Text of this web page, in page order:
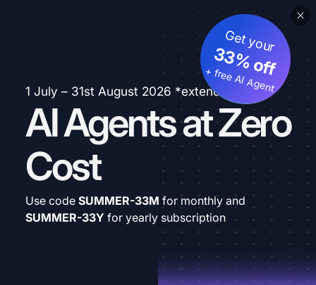
1 July – 31st August 2026 *extended
AI Agents at Zero
Cost
Get your
33% off
+ free AI Agent
Use code SUMMER-33M for monthly and
SUMMER-33Y for yearly subscription